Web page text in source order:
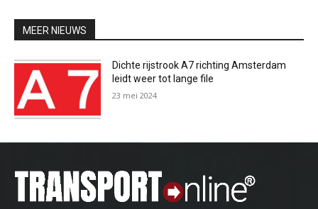
MEER NIEUWS
Dichte rijstrook A7 richting Amsterdam
leidt weer tot lange file
23 mei 2024